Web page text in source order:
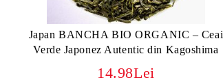
Japan BANCHA BIO ORGANIC – Ceai
Verde Japonez Autentic din Kagoshima
14.98Lei